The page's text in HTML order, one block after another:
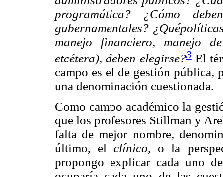
programática? ¿Cómo
gubernamentales?
manejo financiero, manejo
etcétera), deben elegirse?3El
campo es el de gestión pública,
una denominación cuestionada.
Como campo académico la
que los profesores Stillman y
falta de mejor nombre,
último, elclínico, o la
propongo explicar cada uno